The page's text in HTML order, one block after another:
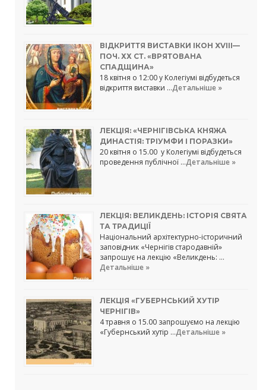
ВІДКРИТТЯ ВИСТАВКИ ІКОН XVIII—
ПОЧ. ХХ СТ. «ВРЯТОВАНА
СПАДЩИНА»
18 квітня о 12:00 у Колегіумі відбудеться
відкриття виставки …Детальніше »
ЛЕКЦІЯ: «ЧЕРНІГІВСЬКА КНЯЖА
ДИНАСТІЯ: ТРІУМФИ І ПОРАЗКИ»
20 квітня о 15.00 у Колегіумі відбудеться
проведення публічної …Детальніше »
ЛЕКЦІЯ: ВЕЛИКДЕНЬ: ІСТОРІЯ СВЯТА
ТА ТРАДИЦІЇ
Національний архітектурно-історичний
заповідник «Чернігів стародавній»
запрошує на лекцію «Великдень: …
Детальніше »
ЛЕКЦІЯ «ГУБЕРНСЬКИЙ ХУТІР
ЧЕРНІГІВ»
4 травня о 15.00 запрошуємо на лекцію
«Губернський хутір …Детальніше »